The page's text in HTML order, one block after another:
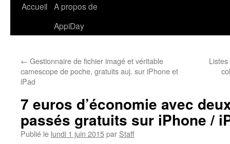
Accueil A propos de
AppiDay
← Gestionnaire de fichier imagé et véritable
camescope de poche, gratuits auj. sur iPhone et
iPad
7 euros d’économie avec
passés gratuits sur iPhone /
Publié le lundi 1 juin 2015par Staff